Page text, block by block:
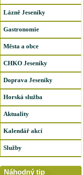
Lázně Jeseníky
Gastronomie
Města a obce
CHKO Jeseníky
Doprava Jeseníky
Horská služba
Aktuality
Kalendář akcí
Služby
Náhodný tip